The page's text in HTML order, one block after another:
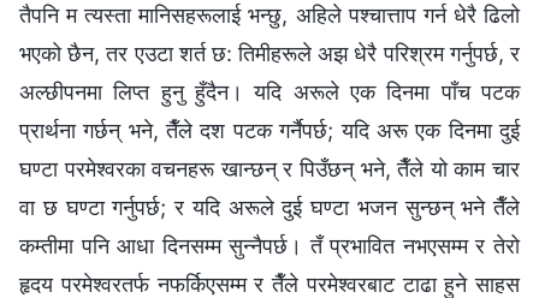
तैपनि म त्यस्ता मानिसहरूलाई भन्छु, अहिले पश्‍चात्ताप गर्न धेरै ढिलो
भएको छैन, तर एउटा शर्त छ: तिमीहरूले अझ धेरै परिश्रम गर्नुपर्छ, र
अल्छीपनमा लिप्त हुनु हुँदैन। यदि अरूले एक दिनमा पाँच पटक
प्रार्थना गर्छन् भने, तैँले दश पटक गर्नैपर्छ; यदि अरू एक दिनमा दुई
घण्टा परमेश्‍वरका वचनहरू खान्छन् र पिउँछन् भने, तैँले यो काम चार
वा छ घण्टा गर्नुपर्छ; र यदि अरूले दुई घण्टा भजन सुन्छन् भने तैँले
कम्तीमा पनि आधा दिनसम्म सुन्नैपर्छ। तँ प्रभावित नभएसम्म र तेरो
हृदय परमेश्‍वरतर्फ नफर्किएसम्म र तैँले परमेश्‍वरबाट टाढा हुने साहस